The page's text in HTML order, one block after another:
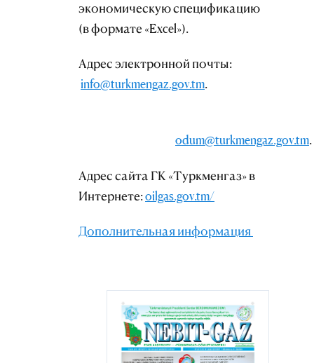
экономическую спецификацию
(в формате «Excel»).
Адрес электронной почты:
info@turkmengaz.gov.tm.
odum@turkmengaz.gov.tm.
Адрес сайта ГК «Туркменгаз» в
Интернете:oilgas.gov.tm/
Дополнительная информация